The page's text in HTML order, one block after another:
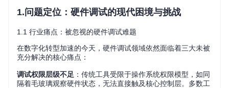
1.问题定位：硬件调试的现代困境与挑战
1.1 行业痛点：被忽视的硬件调试难题
在数字化转型加速的今天，硬件调试领域依然面临着三大未被
充分解决的核心痛点：
调试权限层级不足 ：传统工具受限于操作系统权限模型，如同
隔着毛玻璃观察硬件状态，无法直接触及核心控制层。多数工